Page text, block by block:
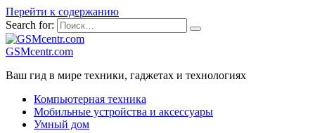
Перейти к содержанию
Search for:
GSMcentr.com
Ваш гид в мире техники, гаджетах и технологиях
Компьютерная техника
Мобильные устройства и аксессуары
Умный дом